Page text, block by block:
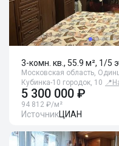
3-комн. кв., 55.9 м², 1/5
Московская область,
Кубинка-10 городок, 10 📍
5 300 000 ₽
94 812 ₽/м²
ИсточникЦИАН